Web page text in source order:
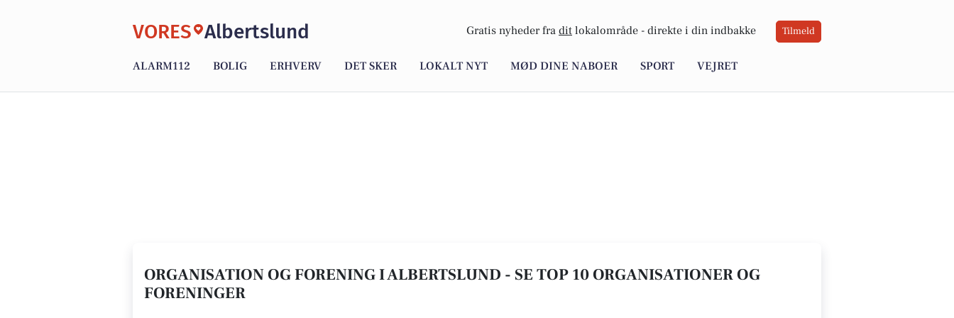
VORES Albertslund Gratis nyheder fra dit lokalområde - direkte i din indbakke Tilmeld
ALARM112 BOLIG ERHVERV DET SKER LOKALT NYT MØD DINE NABOER SPORT VEJRET
ORGANISATION OG FORENING I ALBERTSLUND - SE TOP 10 ORGANISATIONER OG
FORENINGER